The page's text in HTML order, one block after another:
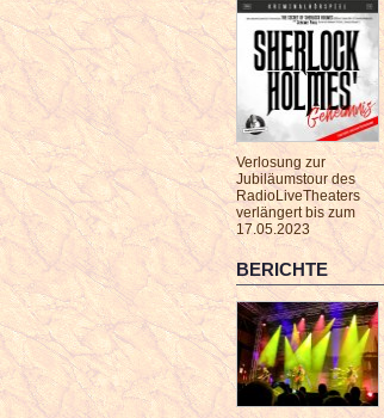
Verlosung zur
Jubiläumstour des
RadioLiveTheaters
verlängert bis zum
17.05.2023
BERICHTE